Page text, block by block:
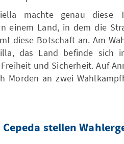
machte genau diese
einem Land, in dem die
diese Botschaft an. Am
das Land befinde sich
und Sicherheit. Auf
Morden an zwei
stellen